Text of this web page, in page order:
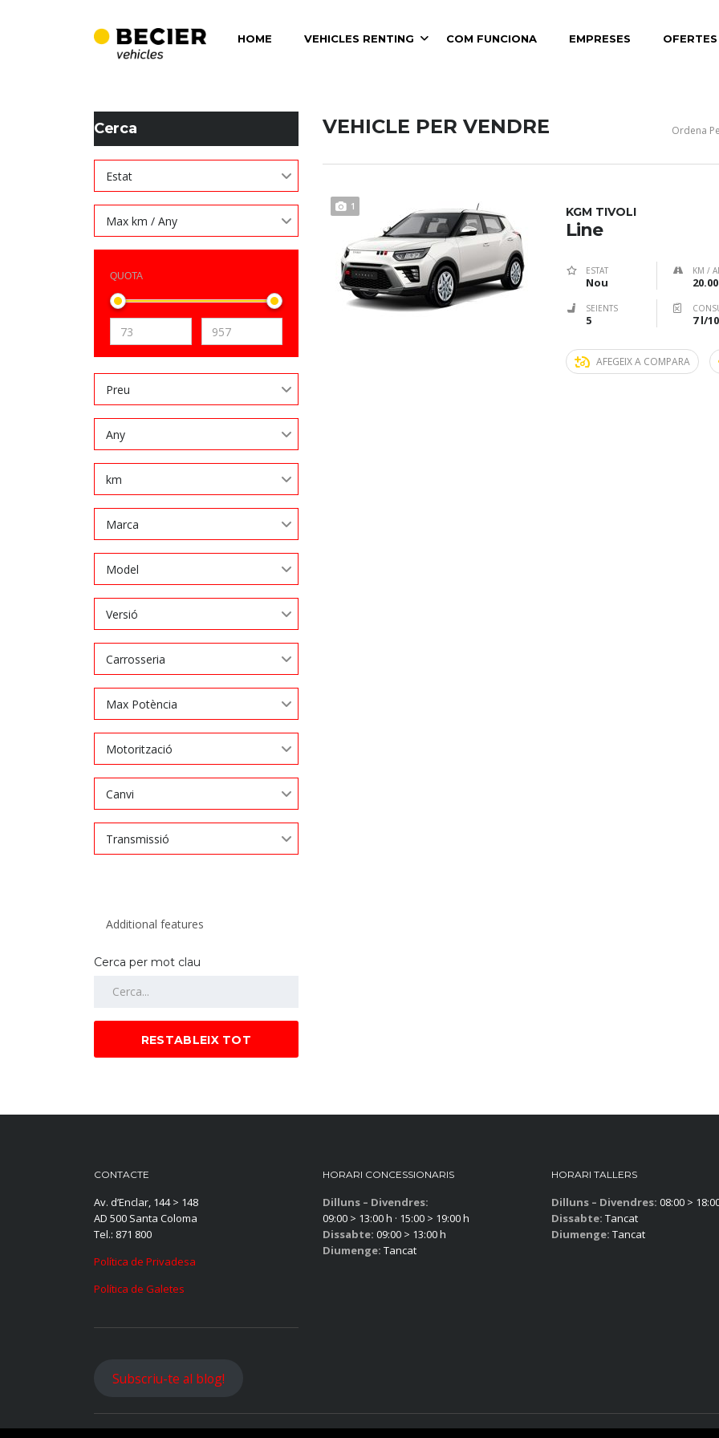
HOME VEHICLES RENTING COM FUNCIONA EMPRESES
BECIER MOBILITAT
Cerca
Estat
Max km / Any
QUOTA
Preu
Any
km
Marca
Model
Versió
Carrosseria
Max Potència
Motorització
Canvi
Transmissió
Cerca per mot clau
RESTABLEIX TOT
VEHICLE PER VENDRE Ordena
1 KGM TIVOLI
Line
ESTAT
Nou
KM /
SEIENTS
5 7 l/
AFEGEIX A COMPARA
CONTACTE
Av. d’Enclar, 144 > 148
AD 500 Santa Coloma
Tel.: 871 800
Política de Privadesa
Política de Galetes
HORARI CONCESSIONARIS
Dilluns – Divendres:
09:00 > 13:00 h · 15:00 > 19:00 h
Dissabte: 09:00 > 13:00 h
Diumenge: Tancat
HORARI TALLERS
Dilluns – Divendres: 08:00 >
Dissabte: Tancat
Diumenge: Tancat
Subscriu-te al blog!